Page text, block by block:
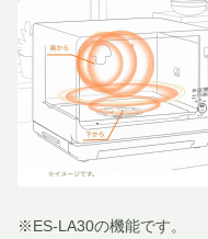
※ES-LA30の機能です。